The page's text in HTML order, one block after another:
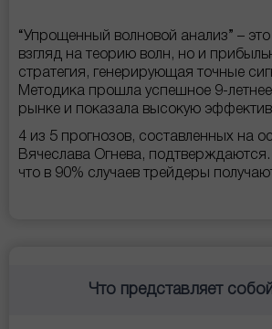
“Упрощенный волновой анализ” –
взгляд на теорию волн, но и
стратегия, генерирующая точные
Методика прошла успешное 9-
рынке и показала высокую
4 из 5 прогнозов, составленных на
Вячеслава Огнева, подтверждаются.
что в 90% случаев трейдеры
Что представляет